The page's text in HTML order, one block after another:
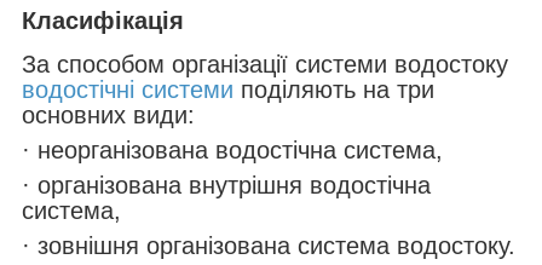
Класифікація
За способом організації системи водостоку
водостічні системи поділяють на три
основних види:
· неорганізована водостічна система,
· організована внутрішня водостічна
система,
· зовнішня організована система водостоку.